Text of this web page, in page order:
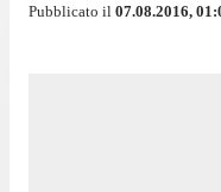
Pubblicato il 07.08.2016,